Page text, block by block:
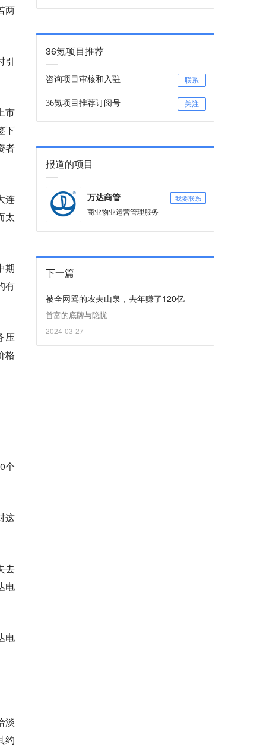
两
引
市
下
者
连
太
期
有
压
格
个
这
去
电
电
淡
约
36氪项目推荐
咨询项目审核和入驻 联系
36氪项目推荐订阅号 关注
报道的项目
万达商管 我要联系
商业物业运营管理服务
下一篇
被全网骂的农夫山泉，去年赚了120亿
首富的底牌与隐忧
2024-03-27